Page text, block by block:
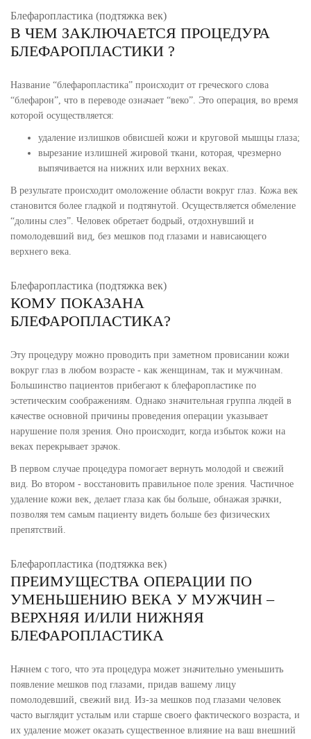
Блефаропластика (подтяжка век)
В ЧЕМ ЗАКЛЮЧАЕТСЯ ПРОЦЕДУРА
БЛЕФАРОПЛАСТИКИ ?
Название “блефаропластика” происходит от греческого слова
“блефарон”, что в переводе означает “веко”. Это операция, во время
которой осуществляется:
удаление излишков обвисшей кожи и круговой мышцы глаза;
вырезание излишней жировой ткани, которая, чрезмерно
выпячивается на нижних или верхних веках.
В результате происходит омоложение области вокруг глаз. Кожа век
становится более гладкой и подтянутой. Осуществляется обмеление
“долины слез”. Человек обретает бодрый, отдохнувший и
помолодевший вид, без мешков под глазами и нависающего
верхнего века.
Блефаропластика (подтяжка век)
КОМУ ПОКАЗАНА
БЛЕФАРОПЛАСТИКА?
Эту процедуру можно проводить при заметном провисании кожи
вокруг глаз в любом возрасте - как женщинам, так и мужчинам.
Большинство пациентов прибегают к блефаропластике по
эстетическим соображениям. Однако значительная группа людей в
качестве основной причины проведения операции указывает
нарушение поля зрения. Оно происходит, когда избыток кожи на
веках перекрывает зрачок.
В первом случае процедура помогает вернуть молодой и свежий
вид. Во втором - восстановить правильное поле зрения. Частичное
удаление кожи век, делает глаза как бы больше, обнажая зрачки,
позволяя тем самым пациенту видеть больше без физических
препятствий.
Блефаропластика (подтяжка век)
ПРЕИМУЩЕСТВА ОПЕРАЦИИ ПО
УМЕНЬШЕНИЮ ВЕКА У МУЖЧИН –
ВЕРХНЯЯ И/ИЛИ НИЖНЯЯ
БЛЕФАРОПЛАСТИКА
Начнем с того, что эта процедура может значительно уменьшить
появление мешков под глазами, придав вашему лицу
помолодевший, свежий вид. Из-за мешков под глазами человек
часто выглядит усталым или старше своего фактического возраста, и
их удаление может оказать существенное влияние на ваш внешний